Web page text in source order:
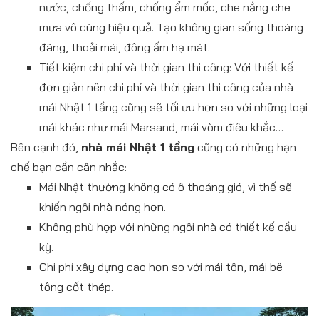
nước, chống thấm, chống ẩm mốc, che nắng che
mưa vô cùng hiệu quả. Tạo không gian sống thoáng
đãng, thoải mái, đông ấm hạ mát.
Tiết kiệm chi phí và thời gian thi công: Với thiết kế
đơn giản nên chi phí và thời gian thi công của nhà
mái Nhật 1 tầng cũng sẽ tối ưu hơn so với những loại
mái khác như mái Marsand, mái vòm điêu khắc…
Bên cạnh đó, nhà mái Nhật 1 tầng cũng có những hạn
chế bạn cần cân nhắc:
Mái Nhật thường không có ô thoáng gió, vì thế sẽ
khiến ngôi nhà nóng hơn.
Không phù hợp với những ngôi nhà có thiết kế cầu
kỳ.
Chi phí xây dựng cao hơn so với mái tôn, mái bê
tông cốt thép.